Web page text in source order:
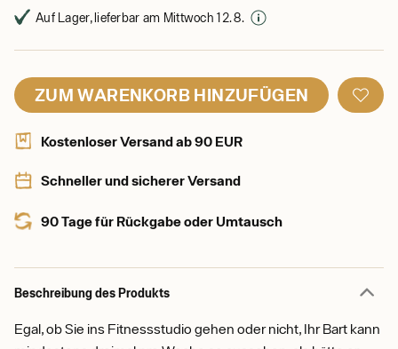
Auf Lager, lieferbar am Mittwoch 12. 8.
ZUM WARENKORB HINZUFÜGEN
Kostenloser Versand ab 90 EUR
Schneller und sicherer Versand
90 Tage für Rückgabe oder Umtausch
Beschreibung des Produkts
Egal, ob Sie ins Fitnessstudio gehen oder nicht, Ihr Bart kann